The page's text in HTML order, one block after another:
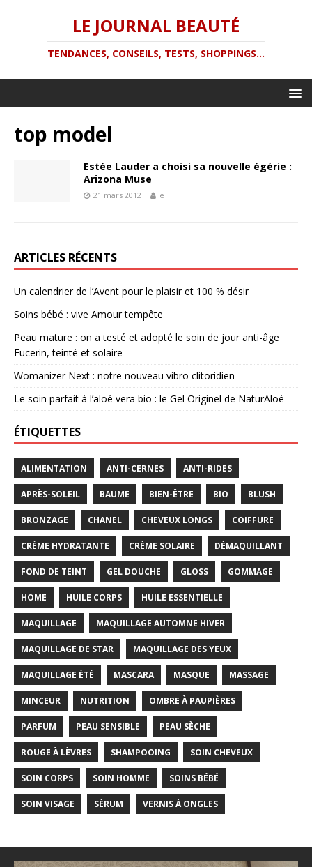
LE JOURNAL BEAUTÉ
TENDANCES, CONSEILS, TESTS, SHOPPINGS...
top model
Estée Lauder a choisi sa nouvelle égérie :
Arizona Muse
21 mars 2012 e
ARTICLES RÉCENTS
Un calendrier de l’Avent pour le plaisir et 100 % désir
Soins bébé : vive Amour tempête
Peau mature : on a testé et adopté le soin de jour anti-âge
Eucerin, teinté et solaire
Womanizer Next : notre nouveau vibro clitoridien
Le soin parfait à l’aloé vera bio : le Gel Originel de NaturAloé
ÉTIQUETTES
ALIMENTATION ANTI-CERNES ANTI-RIDES
APRÈS-SOLEIL BAUME BIEN-ÊTRE BIO BLUSH
BRONZAGE CHANEL CHEVEUX LONGS COIFFURE
CRÈME HYDRATANTE CRÈME SOLAIRE DÉMAQUILLANT
FOND DE TEINT GEL DOUCHE GLOSS GOMMAGE
HOME HUILE CORPS HUILE ESSENTIELLE
MAQUILLAGE MAQUILLAGE AUTOMNE HIVER
MAQUILLAGE DE STAR MAQUILLAGE DES YEUX
MAQUILLAGE ÉTÉ MASCARA MASQUE MASSAGE
MINCEUR NUTRITION OMBRE À PAUPIÈRES
PARFUM PEAU SENSIBLE PEAU SÈCHE
ROUGE À LÈVRES SHAMPOOING SOIN CHEVEUX
SOIN CORPS SOIN HOMME SOINS BÉBÉ
SOIN VISAGE SÉRUM VERNIS À ONGLES